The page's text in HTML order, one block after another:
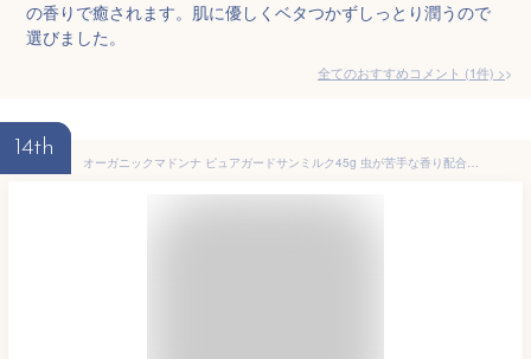
の香りで癒されます。肌に優しくベタつかずしっとり潤うので
選びました。
全てのおすすめコメント (1件) >
14th
オーガニックマドンナ ピュアガードサンミルク45g 虫が苦手な香り配合のオーガニックUVクリーム 敏感肌 高保湿 無着色